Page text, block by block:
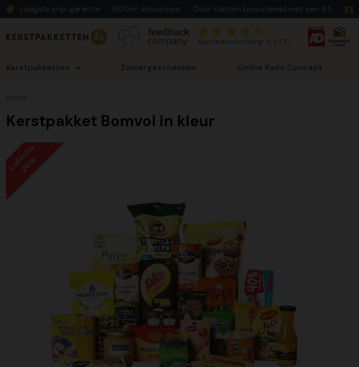
Laagste prijs garantie 600m² showroom Door klanten beoordeeld met een 8,5
Klantenbeoordeling: 8,5 / 10
Kerstpakketten Zomergeschenken Online Kado Concept
Kerstpakket Bomvol in kleur
Collectie
2016